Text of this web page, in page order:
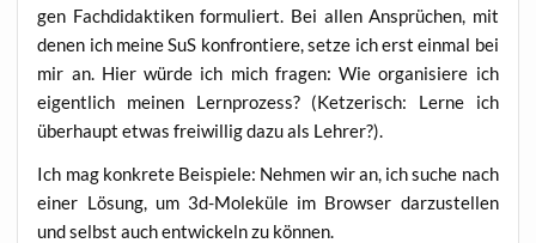
gen Fach­di­dak­ti­ken for­mu­liert. Bei allen Ansprü­chen, mit
denen ich mei­ne SuS kon­fron­tie­re, set­ze ich erst ein­mal bei
mir an. Hier wür­de ich mich fra­gen: Wie orga­ni­sie­re ich
eigent­lich mei­nen Lern­pro­zess? (Ket­ze­risch: Ler­ne ich
über­haupt etwas frei­wil­lig dazu als Lehrer?).
Ich mag kon­kre­te Bei­spie­le: Neh­men wir an, ich suche nach
einer Lösung, um 3d-Mole­kü­le im Brow­ser dar­zu­stel­len
und selbst auch ent­wi­ckeln zu können.